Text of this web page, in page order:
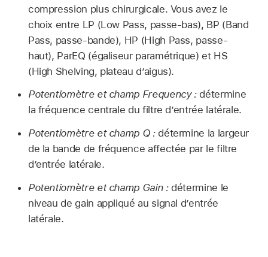
compression plus chirurgicale. Vous avez le
choix entre LP (Low Pass, passe-bas), BP (Band
Pass, passe-bande), HP (High Pass, passe-
haut), ParEQ (égaliseur paramétrique) et HS
(High Shelving, plateau d’aigus).
Potentiomètre et champ Frequency : détermine
la fréquence centrale du filtre d’entrée latérale.
Potentiomètre et champ Q : détermine la largeur
de la bande de fréquence affectée par le filtre
d’entrée latérale.
Potentiomètre et champ Gain : détermine le
niveau de gain appliqué au signal d’entrée
latérale.